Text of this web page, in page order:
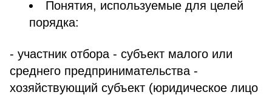
Понятия, используемые для целей
порядка:
- участник отбора - субъект малого или
среднего предпринимательства -
хозяйствующий субъект (юридическое лицо